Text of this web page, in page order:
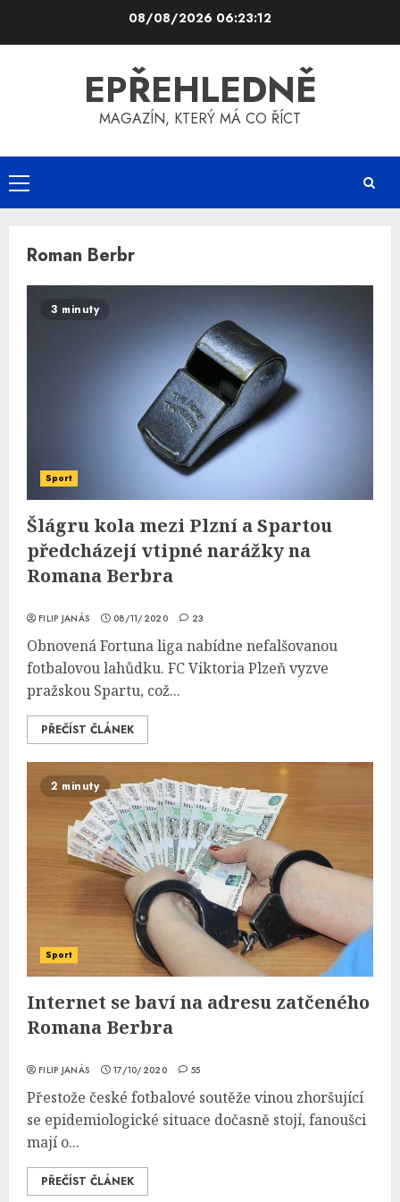
08/08/2026 06:23:13
EPŘEHLEDNĚ
MAGAZÍN, KTERÝ MÁ CO ŘÍCT
Primary
Menu
Roman Berbr
3 minuty
Sport
Šlágru kola mezi Plzní a Spartou
předcházejí vtipné narážky na
Romana Berbra
FILIP JANÁS 08/11/2020 23
Obnovená Fortuna liga nabídne nefalšovanou
fotbalovou lahůdku. FC Viktoria Plzeň vyzve
pražskou Spartu, což...
PŘEČÍST ČLÁNEK
2 minuty
Sport
Internet se baví na adresu zatčeného
Romana Berbra
FILIP JANÁS 17/10/2020 55
Přestože české fotbalové soutěže vinou zhoršující
se epidemiologické situace dočasně stojí, fanoušci
mají o...
PŘEČÍST ČLÁNEK